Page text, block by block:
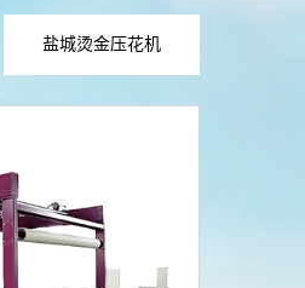
盐城烫金压花机